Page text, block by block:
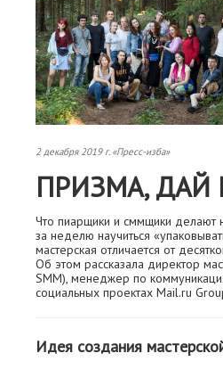
2 декабря 2019 г. «Пресс-изба»
ПРИЗМА, ДАЙ
Что пиарщики и сммщики делают
за неделю научиться
мастерская отличается от
Об этом рассказала директор
SMM), менеджер по
социальных проектах Mail.ru
Идея создания